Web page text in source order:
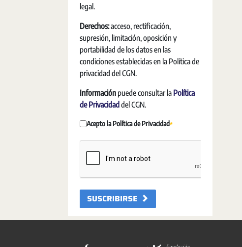
legal.
Derechos:acceso, rectificación,
supresión, limitación, oposición y
portabilidad de los datos en las
condiciones establecidas en la Política de
privacidad del CGN.
Información puede consultar la Política
de Privacidad del CGN.
Acepto la Política de Privacidad
必需的
SUSCRIBIRSE